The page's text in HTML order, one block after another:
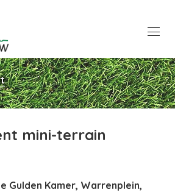
mini-terrain
Gulden Kamer, Warrenplein,